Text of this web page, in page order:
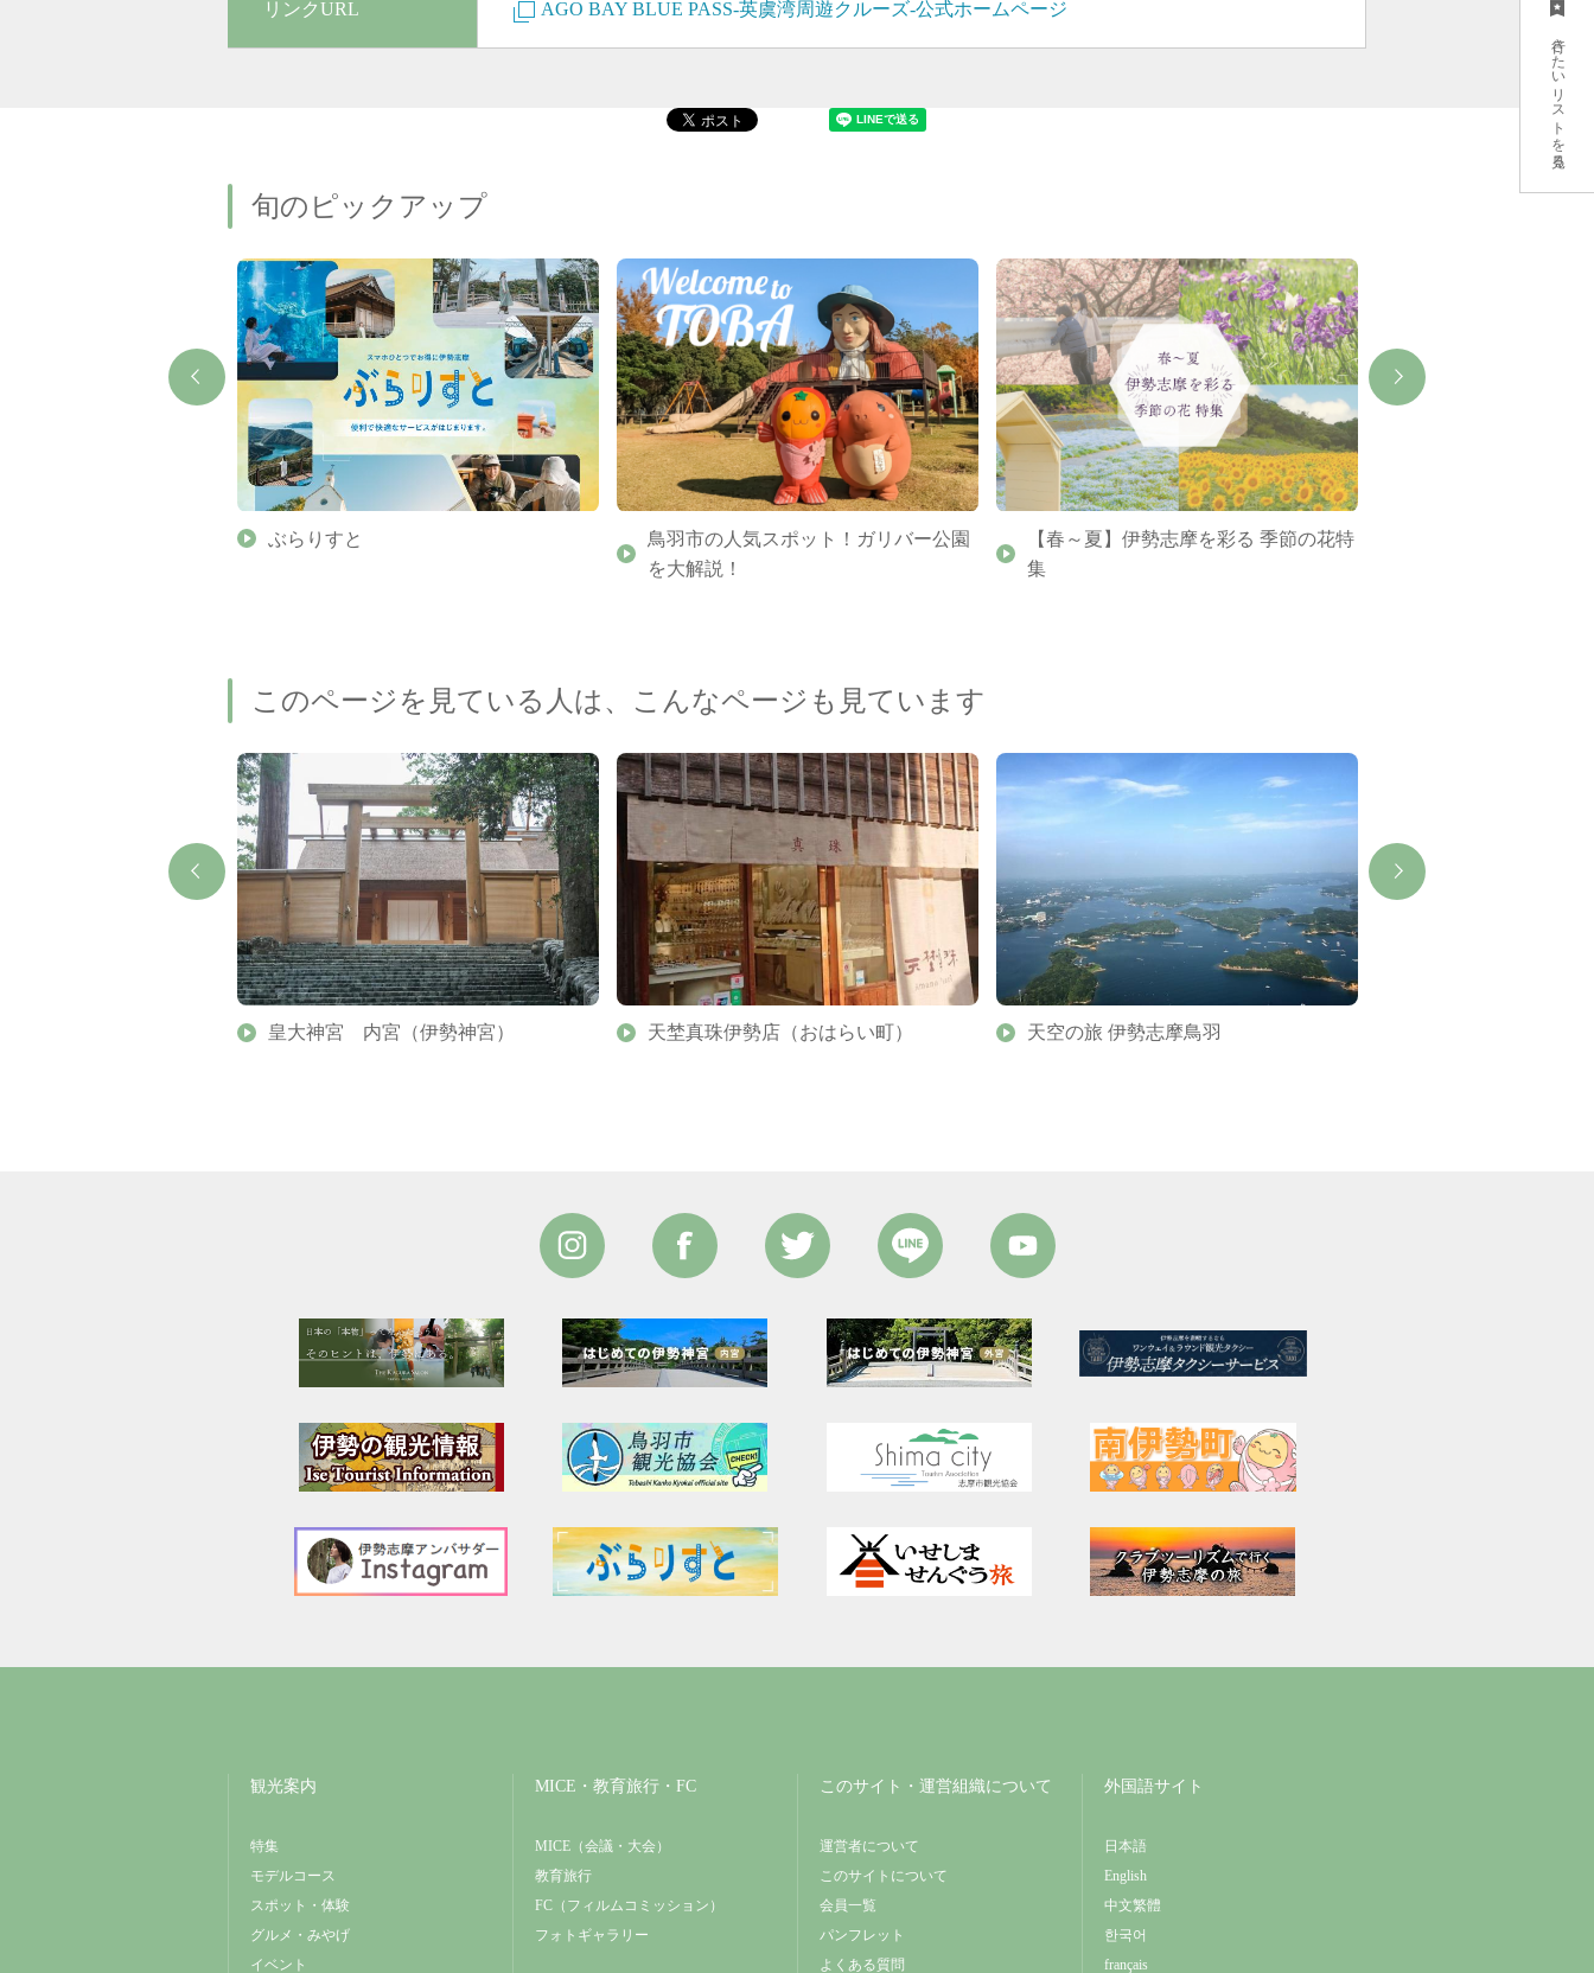
行きたいリストを見る
リンクURL AGO BAY BLUE PASS-英虞湾周遊クルーズ-公式ホームページ
旬のピックアップ
ぶらりすと
鳥羽市の人気スポット！ガリバー公園
を大解説！
【春～夏】伊勢志摩を彩る 季節の花特
集
このページを見ている人は、こんなページも見ています
皇大神宮 内宮（伊勢神宮） 天埜真珠伊勢店（おはらい町） 天空の旅 伊勢志摩鳥羽
観光案内
特集
モデルコース
スポット・体験
グルメ・みやげ
イベント
MICE・教育旅行・FC
MICE（会議・大会）
教育旅行
FC（フィルムコミッション）
フォトギャラリー
このサイト・運営組織について
運営者について
このサイトについて
会員一覧
パンフレット
よくある質問
外国語サイト
日本語
English
中文繁體
한국어
français